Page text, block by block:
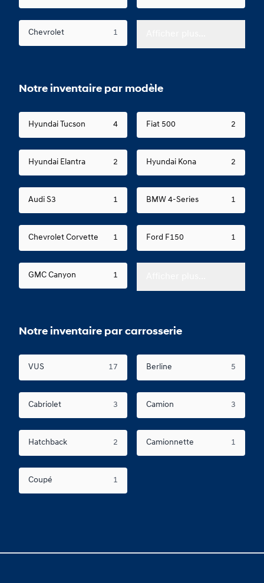
Chevrolet 1
Notre inventaire par modèle
Hyundai Tucson 4 Fiat 500 2
Hyundai Elantra 2 Hyundai Kona 2
Audi S3 1 BMW 4-Series 1
Chevrolet Corvette 1 Ford F150 1
GMC Canyon 1
Notre inventaire par carrosserie
VUS 17 Berline 5
Cabriolet 3 Camion 3
Hatchback 2 Camionnette 1
Coupé 1